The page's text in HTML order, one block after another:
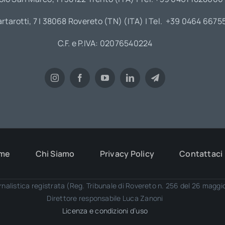
7 | 38068 Rovereto (TN) (ITA) | Tel. +39 0464
C.F. e P.IVA: 02076540224
Chi Siamo Privacy Policy Contattaci
registrata (Reg. Tribunale di Rovereto n. 256 del 26
Direttore responsabile Luca Zanoni
Licenza e condizioni d’uso